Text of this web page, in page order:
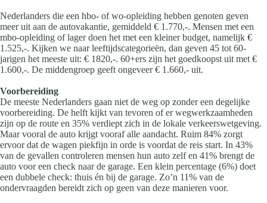
Nederlanders die een hbo- of wo-opleiding hebben genoten geven
meer uit aan de autovakantie, gemiddeld € 1.770,-. Mensen met een
mbo-opleiding of lager doen het met een kleiner budget, namelijk €
1.525,-. Kijken we naar leeftijdscategorieën, dan geven 45 tot 60-
jarigen het meeste uit: € 1820,-. 60+ers zijn het goedkoopst uit met €
1.600,-. De middengroep geeft ongeveer € 1.660,- uit.
Voorbereiding
De meeste Nederlanders gaan niet de weg op zonder een degelijke
voorbereiding. De helft kijkt van tevoren of er wegwerkzaamheden
zijn op de route en 35% verdiept zich in de lokale verkeerswetgeving.
Maar vooral de auto krijgt vooraf alle aandacht. Ruim 84% zorgt
ervoor dat de wagen piekfijn in orde is voordat de reis start. In 43%
van de gevallen controleren mensen hun auto zelf en 41% brengt de
auto voor een check naar de garage. Een klein percentage (6%) doet
een dubbele check: thuis én bij de garage. Zo’n 11% van de
ondervraagden bereidt zich op geen van deze manieren voor.